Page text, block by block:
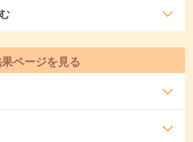
ページを見る